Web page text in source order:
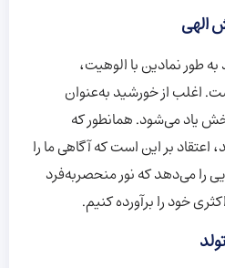
الهی
طور نمادین با الوهیت،
اغلب از خورشید به‌عنوان
یاد می‌شود. همانطور که
بر این است که آگاهی ما را
را می‌دهد که نور منحصر‌به‌فرد
خود را برآورده کنیم.